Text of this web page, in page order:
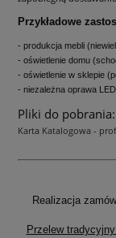
Przykładowe
- produkcja mebli
- oświetlenie domu
- oświetlenie w sklepie
- niezależna oprawa LED
Pliki do pobrania:
Karta Katalogowa -
Realizacja
Przelew